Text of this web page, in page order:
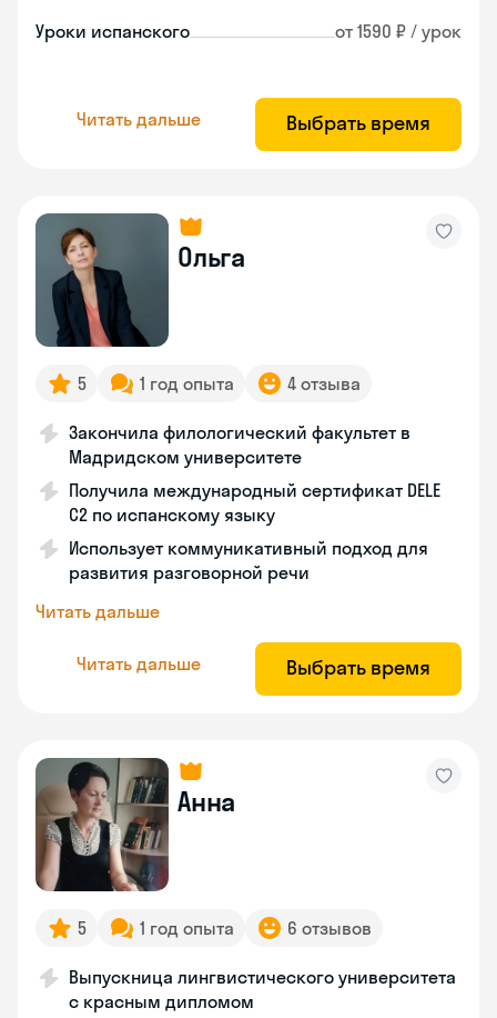
Уроки испанского от 1590 ₽ / урок
Читать дальше Выбрать время
Ольга
5 1 год опыта 4 отзыва
Закончила филологический факультет в
Мадридском университете
Получила международный сертификат DELE
C2 по испанскому языку
Использует коммуникативный подход для
развития разговорной речи
Читать дальше
Читать дальше Выбрать время
Анна
5 1 год опыта 6 отзывов
Выпускница лингвистического университета
с красным дипломом